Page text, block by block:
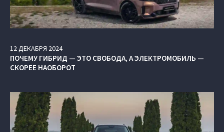
12ДЕКАБРЯ 2024
ПОЧЕМУ ГИБРИД — ЭТО СВОБОДА, А ЭЛЕКТРОМОБИЛЬ —
СКОРЕЕ НАОБОРОТ